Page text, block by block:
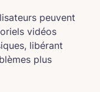
peuvent
vidéos
libérant
plus